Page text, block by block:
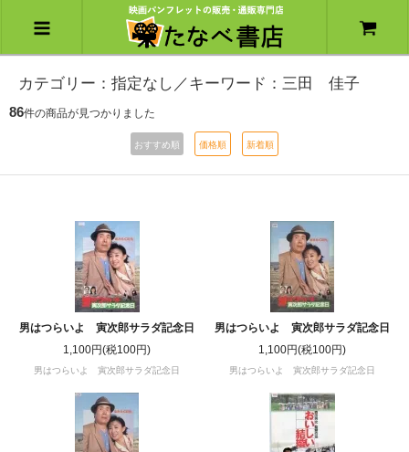
カテゴリー：指定なし／キーワード：三田 佳子
86件の商品が見つかりました
おすすめ順 価格順 新着順
男はつらいよ 寅次郎サラダ記念日
1,100円(税100円)
男はつらいよ 寅次郎サラダ記念日
男はつらいよ 寅次郎サラダ記念日
1,100円(税100円)
男はつらいよ 寅次郎サラダ記念日